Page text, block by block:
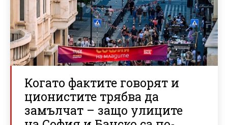
Когато фактите говорят и
ционистите трябва да
замълчат – защо улиците